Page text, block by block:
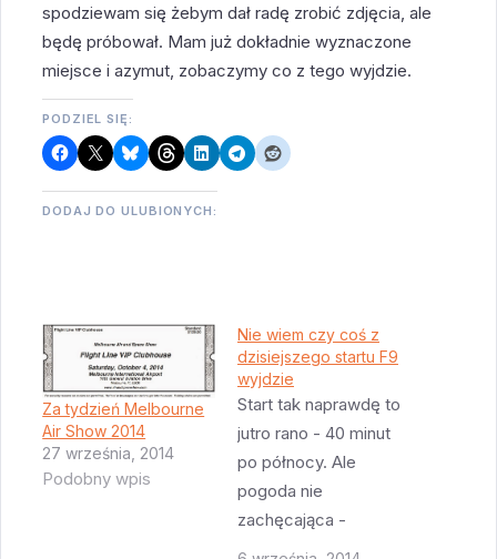
spodziewam się żebym dał radę zrobić zdjęcia, ale
będę próbował. Mam już dokładnie wyznaczone
miejsce i azymut, zobaczymy co z tego wyjdzie.
PODZIEL SIĘ:
DODAJ DO ULUBIONYCH:
Za tydzień Melbourne
Air Show 2014
27 września, 2014
Podobny wpis
Nie wiem czy coś z
dzisiejszego startu F9
wyjdzie
Start tak naprawdę to
jutro rano - 40 minut
po północy. Ale
pogoda nie
zachęcająca -
przechodzi nad nami